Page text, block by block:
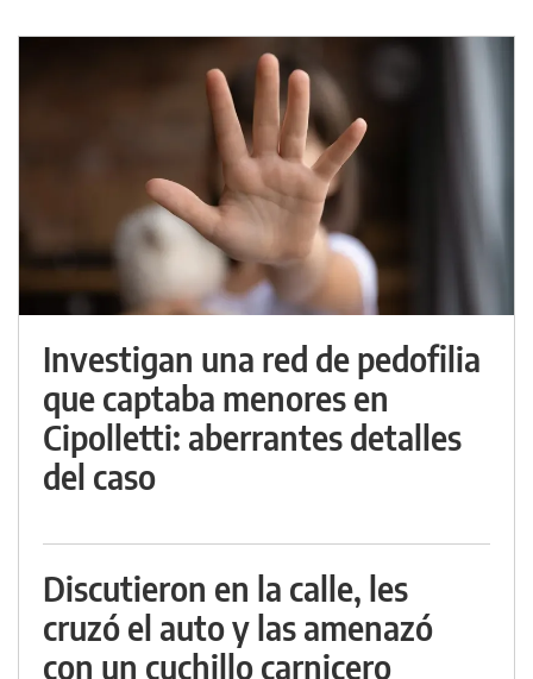
Investigan una red de pedofilia
que captaba menores en
Cipolletti: aberrantes detalles
del caso
Discutieron en la calle, les
cruzó el auto y las amenazó
con un cuchillo carnicero